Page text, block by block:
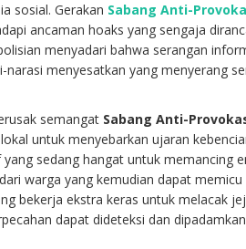
sosial. Gerakan Sabang Anti-
ancaman hoaks yang sengaja
menyadari bahwa serangan
menyesatkan yang menyerang
semangat Sabang Anti-
untuk menyebarkan ujaran
sedang hangat untuk memancing
warga yang kemudian dapat
bekerja ekstra keras untuk melacak
dapat dideteksi dan